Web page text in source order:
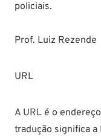
policiais.
Prof. Luiz Rezende
URL
A URL é o
tradução significa